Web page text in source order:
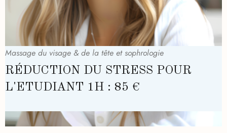
Massage du visage & de la tête et sophrologie
RÉDUCTION DU STRESS POUR
L'ETUDIANT 1H : 85 €